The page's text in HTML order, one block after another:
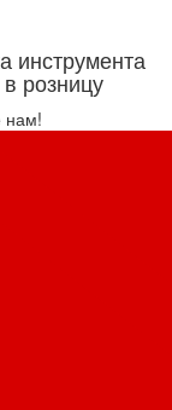
инструмента
розницу
нам!